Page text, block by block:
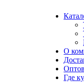
О
Где